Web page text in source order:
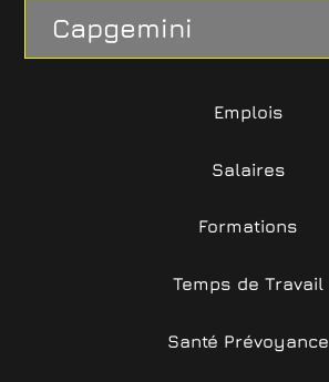
Capgemini
Emplois
Salaires
Formations
Temps de Travail
Santé Prévoyance